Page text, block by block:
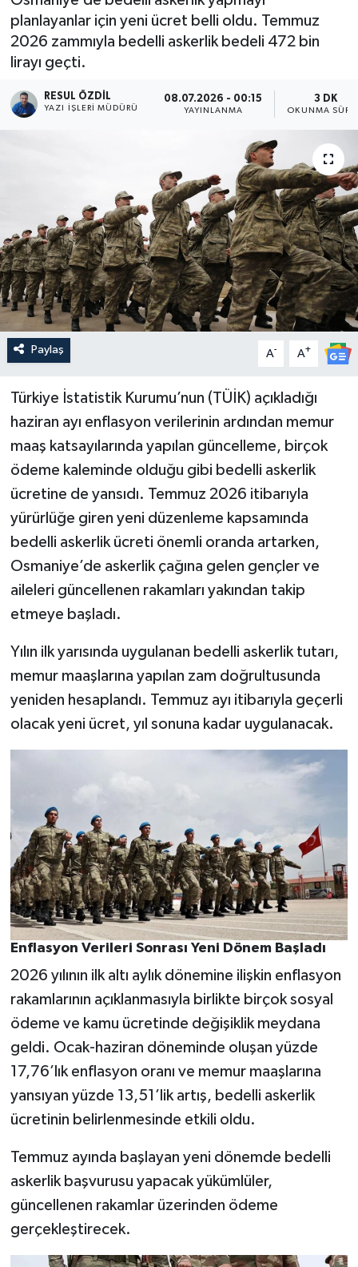
planlayanlar için yeni ücret belli oldu. Temmuz
2026 zammıyla bedelli askerlik bedeli 472 bin
lirayı geçti.
RESUL ÖZDIL
YAZI İŞLERI MÜDÜRÜ
08.07.2026 - 00:15
YAYINLANMA
3 DK
OKUNMA
Paylaş A- A+
Türkiye İstatistik Kurumu’nun (TÜİK) açıkladığı
haziran ayı enflasyon verilerinin ardından memur
maaş katsayılarında yapılan güncelleme, birçok
ödeme kaleminde olduğu gibi bedelli askerlik
ücretine de yansıdı. Temmuz 2026 itibarıyla
yürürlüğe giren yeni düzenleme kapsamında
bedelli askerlik ücreti önemli oranda artarken,
Osmaniye’de askerlik çağına gelen gençler ve
aileleri güncellenen rakamları yakından takip
etmeye başladı.
Yılın ilk yarısında uygulanan bedelli askerlik tutarı,
memur maaşlarına yapılan zam doğrultusunda
yeniden hesaplandı. Temmuz ayı itibarıyla geçerli
olacak yeni ücret, yıl sonuna kadar uygulanacak.
Enflasyon Verileri Sonrası Yeni Dönem Başladı
2026 yılının ilk altı aylık dönemine ilişkin enflasyon
rakamlarının açıklanmasıyla birlikte birçok sosyal
ödeme ve kamu ücretinde değişiklik meydana
geldi. Ocak-haziran döneminde oluşan yüzde
17,76’lık enflasyon oranı ve memur maaşlarına
yansıyan yüzde 13,51’lik artış, bedelli askerlik
ücretinin belirlenmesinde etkili oldu.
Temmuz ayında başlayan yeni dönemde bedelli
askerlik başvurusu yapacak yükümlüler,
güncellenen rakamlar üzerinden ödeme
gerçekleştirecek.